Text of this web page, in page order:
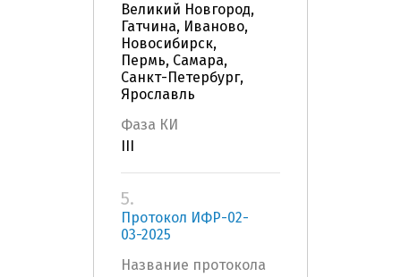
Великий Новгород,
Гатчина, Иваново,
Новосибирск,
Пермь, Самара,
Санкт-Петербург,
Ярославль
Фаза КИ
5.
Протокол ИФР-02-
03-2025
Название протокола